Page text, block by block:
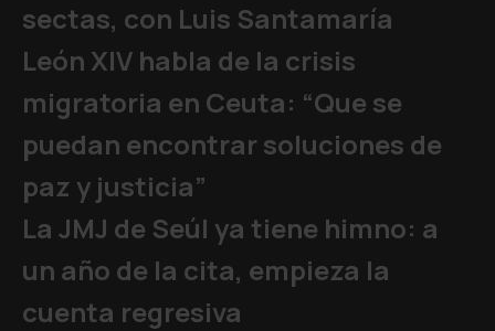
sectas, con Luis Santamaría
León XIV habla de la crisis
migratoria en Ceuta: “Que se
puedan encontrar soluciones de
paz y justicia”
La JMJ de Seúl ya tiene himno: a
un año de la cita, empieza la
cuenta regresiva